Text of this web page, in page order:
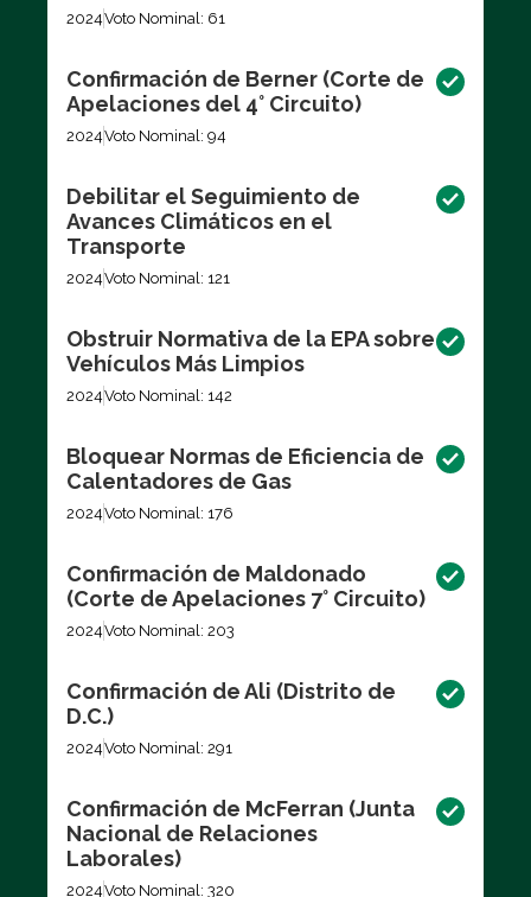
2024Voto Nominal: 61
Confirmación de Berner (Corte de
Apelaciones del 4° Circuito)
2024Voto Nominal: 94
Debilitar el Seguimiento de
Avances Climáticos en el
Transporte
2024Voto Nominal: 121
Obstruir Normativa de la EPA sobre
Vehículos Más Limpios
2024Voto Nominal: 142
Bloquear Normas de Eficiencia de
Calentadores de Gas
2024Voto Nominal: 176
Confirmación de Maldonado
(Corte de Apelaciones 7° Circuito)
2024Voto Nominal: 203
Confirmación de Ali (Distrito de
D.C.)
2024Voto Nominal: 291
Confirmación de McFerran (Junta
Nacional de Relaciones
Laborales)
2024Voto Nominal: 320